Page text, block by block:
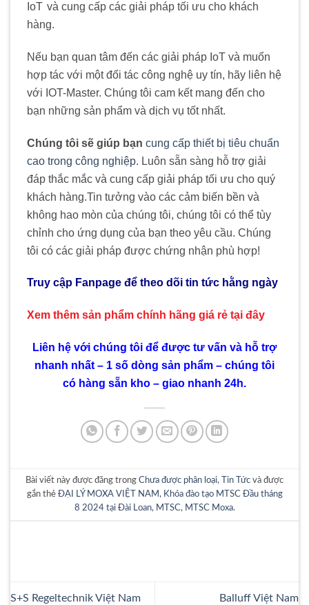
IoT. và cung cấp các giải pháp tối ưu cho khách
hàng.
Nếu bạn quan tâm đến các giải pháp IoT và muốn
hợp tác với một đối tác công nghệ uy tín, hãy liên hệ
với IOT-Master. Chúng tôi cam kết mang đến cho
bạn những sản phẩm và dịch vụ tốt nhất.
Chúng tôi sẽ giúp bạn cung cấp thiết bị tiêu chuẩn
cao trong công nghiệp. Luôn sẵn sàng hỗ trợ giải
đáp thắc mắc và cung cấp giải pháp tối ưu cho quý
khách hàng.Tin tưởng vào các cảm biến bền và
không hao mòn của chúng tôi, chúng tôi có thể tùy
chỉnh cho ứng dụng của bạn theo yêu cầu. Chúng
tôi có các giải pháp được chứng nhận phù hợp!
Truy cập Fanpage để theo dõi tin tức hằng ngày
Xem thêm sản phẩm chính hãng giá rẻ tại đây
Liên hệ với chúng tôi để được tư vấn và hỗ trợ
nhanh nhất – 1 số dòng sản phẩm – chúng tôi
có hàng sẵn kho – giao nhanh 24h.
Bài viết này được đăng trong Chưa được phân loại, Tin Tức và được
gắn thẻ ĐẠI LÝ MOXA VIỆT NAM , Khóa đào tạo MTSC Đầu tháng
8 2024 tại Đài Loan, MTSC, MTSC Moxa.
S+S Regeltechnik Việt Nam Balluff Việt Nam